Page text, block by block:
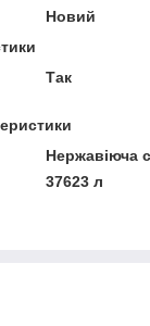
Новий
Так
Нержавіюча
37623 л